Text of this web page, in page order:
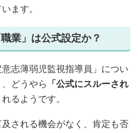
ます。
業」は公式設定か？
志薄弱児監視指導員」につい
どうやら
「公式にスルーされ
るようです。
される機会がなく、肯定も否